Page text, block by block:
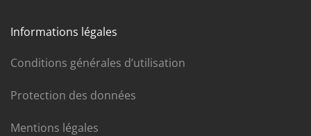
Informations légales
Conditions générales d’utilisation
Protection des données
Mentions légales